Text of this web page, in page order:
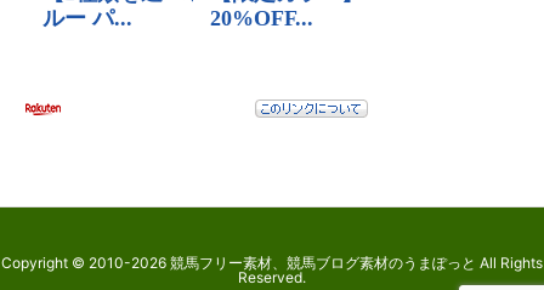
Copyright © 2010-2026 競馬フリー素材、競馬ブログ素材のうまぽっと All Rights
Reserved.